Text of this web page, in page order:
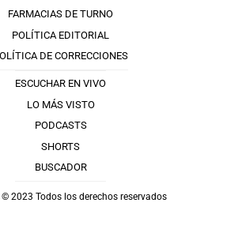
FARMACIAS DE TURNO
POLÍTICA EDITORIAL
DE CORRECCIONES
ESCUCHAR EN VIVO
LO MÁS VISTO
PODCASTS
SHORTS
BUSCADOR
© 2023 Todos los derechos reservados